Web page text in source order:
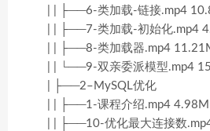
| | ├──6-类加载-链接.mp4
| | ├──7-类加载-初始化.mp4
| | ├──8-类加载器.mp4
| | └──9-双亲委派模型.mp4
| ├──2–MySQL优化
| | ├──1-课程介绍.mp4 4.98M
| | ├──10-优化最大连接数